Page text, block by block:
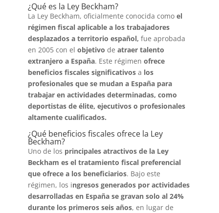
¿Qué es la Ley Beckham?
La Ley Beckham, oficialmente conocida como el
régimen fiscal aplicable a los trabajadores
desplazados a territorio español, fue aprobada
en 2005 con el objetivo de atraer talento
extranjero a España. Este régimen ofrece
beneficios fiscales significativosa los
profesionales que se mudan a España para
trabajar en actividades determinadas, como
deportistas de élite, ejecutivos o profesionales
altamente cualificados.
¿Qué beneficios fiscales ofrece la Ley
Beckham?
Uno de los principales atractivos de la Ley
Beckham es el tratamiento fiscal preferencial
que ofrece a los beneficiarios. Bajo este
régimen, los ingresos generados por actividades
desarrolladas en España se gravan solo al 24%
durante los primeros seis años, en lugar de